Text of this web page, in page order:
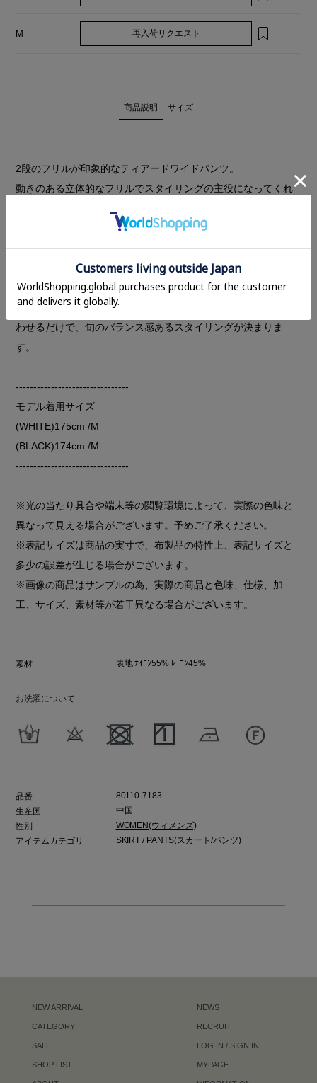
M 再入荷リクエスト
商品説明 サイズ
2段のフリルが印象的なティアードワイドパンツ。
動きのある立体的なフリルでスタイリングの主役になってくれ
ウエストはゴム仕様で履き心地も快適、ローウエストなのでリ
ラックス感のあるシルエットに。
表情豊かなシボ感とナイロン特有のさらっとした肌触りの生地
で、きれいめすぎない絶妙なバランス。
Tシャツやショート丈のトップスなど、シンプルなトップスと合
わせるだけで、旬のバランス感あるスタイリングが決まりま
す。
--------------------------------
モデル着用サイズ
(WHITE)175cm /M
(BLACK)174cm /M
--------------------------------
※光の当たり具合や端末等の閲覧環境によって、実際の色味と
異なって見える場合がございます。予めご了承ください。
※表記サイズは商品の実寸で、布製品の特性上、表記サイズと
多少の誤差が生じる場合がございます。
※画像の商品はサンプルの為、実際の商品と色味、仕様、加
工、サイズ、素材等が若干異なる場合がございます。
素材 表地 ﾅｲﾛﾝ55% ﾚｰﾖﾝ45%
お洗濯について
品番
80110-7183
生産国
中国
性別
WOMEN(ウィメンズ)
アイテムカテゴリ
SKIRT / PANTS(スカート/パンツ)
NEW ARRIVAL
CATEGORY
SALE
SHOP LIST
NEWS
RECRUIT
LOG IN / SIGN IN
MYPAGE